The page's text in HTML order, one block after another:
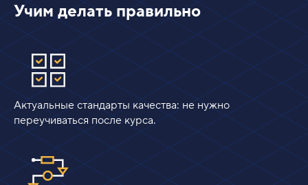
Учим делать правильно
Актуальные стандарты качества: не нужно
переучиваться после курса.